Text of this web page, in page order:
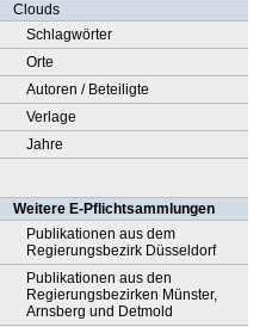
Clouds
Schlagwörter
Orte
Autoren / Beteiligte
Verlage
Jahre
Weitere E-Pflichtsammlungen
Publikationen aus dem
Regierungsbezirk Düsseldorf
Publikationen aus den
Regierungsbezirken Münster,
Arnsberg und Detmold